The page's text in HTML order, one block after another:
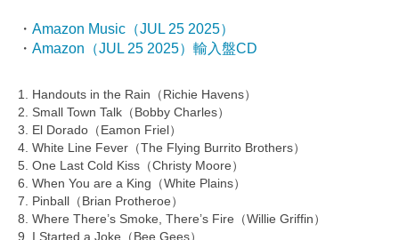
・ Amazon Music（JUL 25 2025）
・ Amazon（JUL 25 2025）輸入盤CD
1. Handouts in the Rain（Richie Havens）
2. Small Town Talk（Bobby Charles）
3. El Dorado（Eamon Friel）
4. White Line Fever（The Flying Burrito Brothers）
5. One Last Cold Kiss（Christy Moore）
6. When You are a King（White Plains）
7. Pinball（Brian Protheroe）
8. Where There’s Smoke, There’s Fire（Willie Griffin）
9. I Started a Joke（Bee Gees）